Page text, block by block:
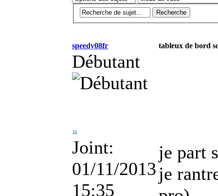
speedy08fr tableux de bord
Débutant
Joint:
01/11/2013
15:35
je part
je